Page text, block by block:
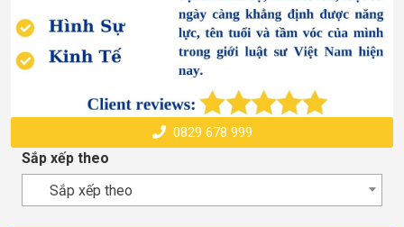
0829 678 999
Sắp xếp theo
Sắp xếp theo